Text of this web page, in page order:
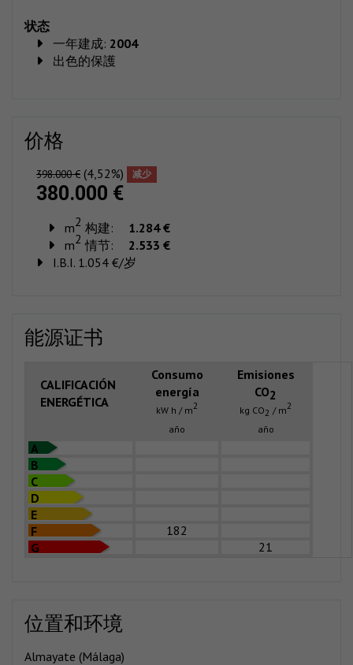
状态
一年建成: 2004
出色的保護
价格
398.000 € (4,52%) 减少
380.000 €
m2 构建:
1.284 €
m2 情节:
2.533 €
I.B.I. 1.054 €/岁
能源证书
CALIFICACIÓN
ENERGÉTICA
Consumo
energía
kW h / m2
año
Emisiones
CO2
kg CO2 / m2
año
A
B
C
D
E
F
182
G
21
位置和环境
Almayate (Málaga)